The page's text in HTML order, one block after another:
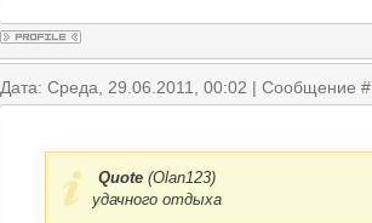
Дата: Среда, 29.06.2011, 00:02 | Сообщение #
Quote (Olan123)
удачного отдыха